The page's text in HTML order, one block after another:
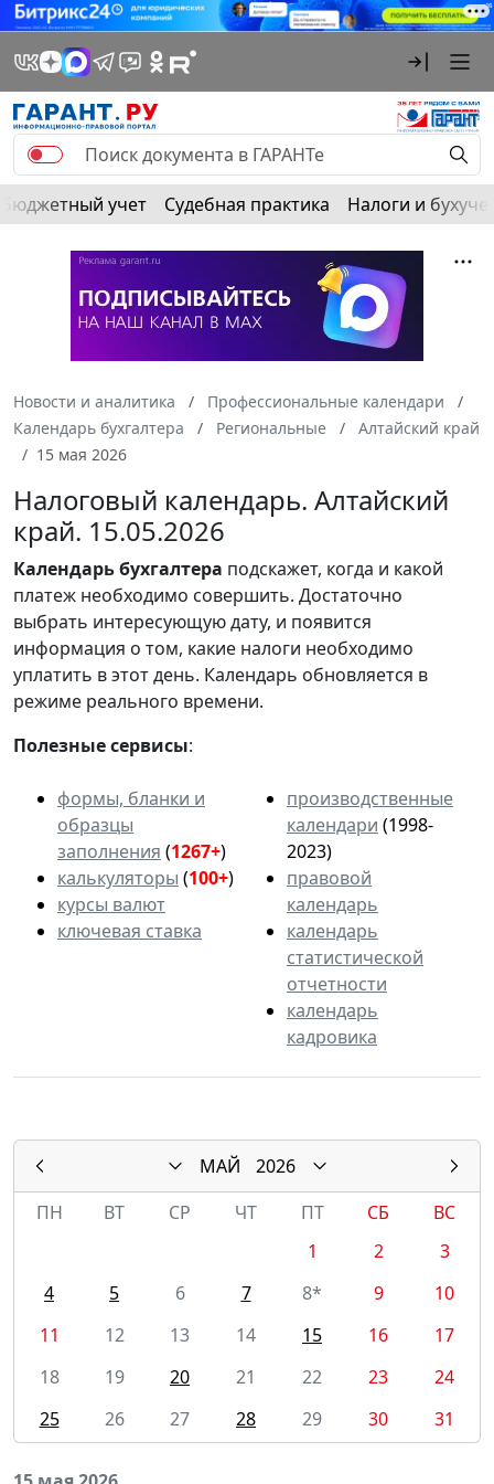
Бюджетный учет Судебная практика Налоги и
Новости и аналитика
Профессиональные календари
Календарь бухгалтера
Региональные
Алтайский край
15 мая 2026
Налоговый календарь. Алтайский
край. 15.05.2026
Календарьбухгалтера подскажет, когда и какой
платеж необходимо совершить. Достаточно
выбрать интересующую дату, и появится
информация о том, какие налоги необходимо
уплатить в этот день. Календарь обновляется в
режиме реального времени.
Полезные сервисы:
формы, бланки и
образцы
заполнения (1267+)
калькуляторы (100+)
курсы валют
ключевая ставка
производственные
календари (1998-
2023)
правовой
календарь
календарь
статистической
отчетности
календарь
кадровика
МАЙ
2026
ПН
ВТ СР ЧТ ПТ СБ
ВС
1
2
3
4
5 6 7 8* 9
10
11
12 13 14 15 16
17
18
19 20 21 22 23
24
25
26 27 28 29 30 31